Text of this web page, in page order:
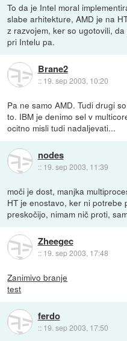
To da je Intel moral
slabe arhitekture, AMD je na
z razvojem, ker so ugotovili,
pri Intelu pa.
Brane2
:: 19. sep 2003, 10:20
Pa ne samo AMD. Tudi drugi
to. IBM je denimo sel v
ocitno misli tudi nadaljevati...
nodes
:: 19. sep 2003, 11:39
moči je dost, manjka
HT je enostavo, ker ni
preskočijo, nimam nič proti,
Zheegec
:: 19. sep 2003, 17:48
Zanimivo branje
test
ferdo
:: 19. sep 2003, 17:50